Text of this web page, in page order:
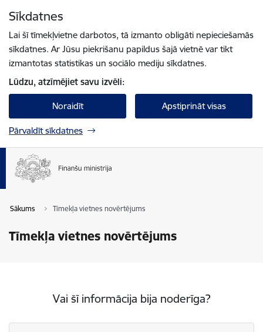
Sīkdatnes
Lai šī tīmekļvietne darbotos, tā izmanto obligāti nepieciešamās
sīkdatnes. Ar Jūsu piekrišanu papildus šajā vietnē var tikt
izmantotas statistikas un sociālo mediju sīkdatnes.
Lūdzu, atzīmējiet savu izvēli:
Noraidīt Apstiprināt visas
Pārvaldīt sīkdatnes
Sākums Tīmekļa vietnes novērtējums
Tīmekļa vietnes novērtējums
Vai šī informācija bija noderīga?